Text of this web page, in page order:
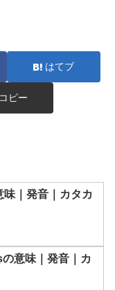
はてブ
コピー
｜発音｜カタカ
意味｜発音｜カ